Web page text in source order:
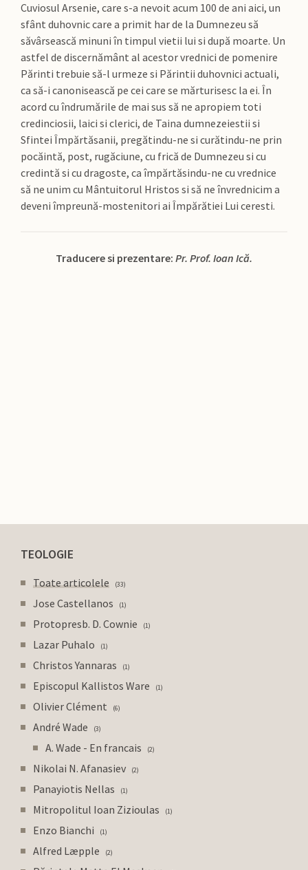
TEOLOGIE
Toate articolele 33
Jose Castellanos 1
Protopresb. D. Cownie 1
Lazar Puhalo 1
Christos Yannaras 1
Episcopul Kallistos Ware 1
Olivier Clément 6
André Wade 3
A. Wade - En francais 2
Nikolai N. Afanasiev 2
Panayiotis Nellas 1
Mitropolitul Ioan Zizioulas 1
Enzo Bianchi 1
Alfred Læpple 2
Cuviosul Arsenie, care s-a nevoit acum 100 de ani aici, un
sfânt duhovnic care a primit har de la Dumnezeu să
săvârsească minuni în timpul vietii lui si după moarte. Un
astfel de discernământ al acestor vrednici de pomenire
Părinti trebuie să-l urmeze si Părintii duhovnici actuali,
ca să-i canonisească pe cei care se mărturisesc la ei. În
acord cu îndrumările de mai sus să ne apropiem toti
credinciosii, laici si clerici, de Taina dumnezeiestii si
Sfintei Împărtăsanii, pregătindu-ne si curătindu-ne prin
pocăintă, post, rugăciune, cu frică de Dumnezeu si cu
credintă si cu dragoste, ca împărtăsindu-ne cu vrednice
să ne unim cu Mântuitorul Hristos si să ne învrednicim a
deveni împreună-mostenitori ai Împărătiei Lui ceresti.
Traducere si prezentare: Pr. Prof. Ioan Ică.